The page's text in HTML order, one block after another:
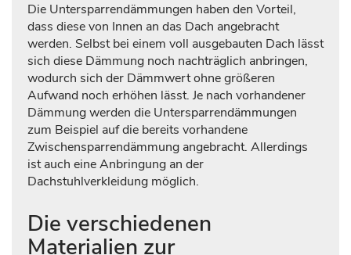
Die Untersparrendämmungen haben den Vorteil,
dass diese von Innen an das Dach angebracht
werden. Selbst bei einem voll ausgebauten Dach lässt
sich diese Dämmung noch nachträglich anbringen,
wodurch sich der Dämmwert ohne größeren
Aufwand noch erhöhen lässt. Je nach vorhandener
Dämmung werden die Untersparrendämmungen
zum Beispiel auf die bereits vorhandene
Zwischensparrendämmung angebracht. Allerdings
ist auch eine Anbringung an der
Dachstuhlverkleidung möglich.
Die verschiedenen
Materialien zur